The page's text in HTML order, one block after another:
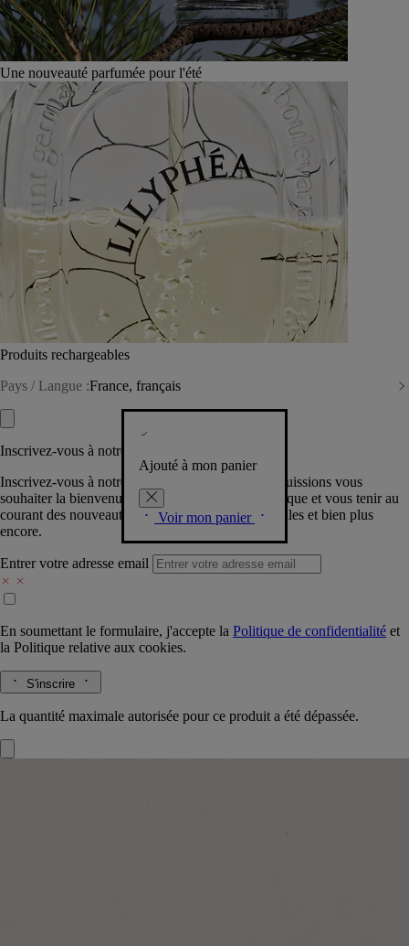
Une nouveauté parfumée pour l'été
Produits rechargeables
Pays / Langue :France, français
Ajouté à mon panier
Voir mon panier
Inscrivez-vous à notre Newsletter
Inscrivez-vous à notre newsletter pour que nous puissions vous
souhaiter la bienvenue dans la communauté Diptyque et vous tenir au
courant des nouveautés, événements, offres spéciales et bien plus
encore.
Entrer votre adresse email
En soumettant le formulaire, j'accepte la Politique de confidentialité et
la Politique relative aux cookies.
S'inscrire
La quantité maximale autorisée pour ce produit a été dépassée.